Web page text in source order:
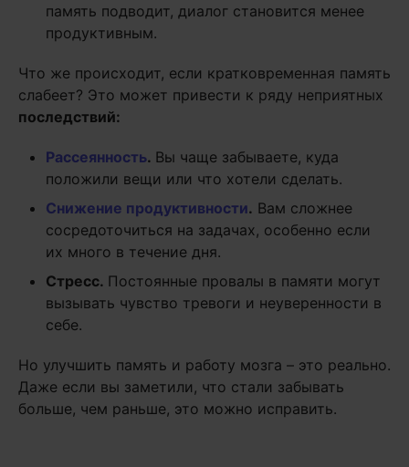
память подводит, диалог становится менее
продуктивным.
Что же происходит, если кратковременная память
слабеет? Это может привести к ряду неприятных
последствий:
Рассеянность. Вы чаще забываете, куда
положили вещи или что хотели сделать.
Снижение продуктивности. Вам сложнее
сосредоточиться на задачах, особенно если
их много в течение дня.
Стресс. Постоянные провалы в памяти могут
вызывать чувство тревоги и неуверенности в
себе.
Но улучшить память и работу мозга – это реально.
Даже если вы заметили, что стали забывать
больше, чем раньше, это можно исправить.